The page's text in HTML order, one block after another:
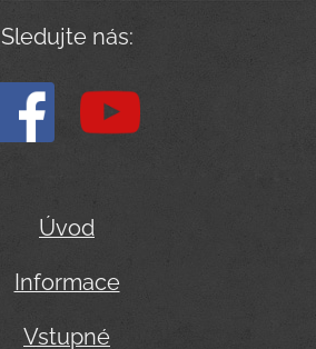
Sledujte nás:
Úvod
Informace
Vstupné